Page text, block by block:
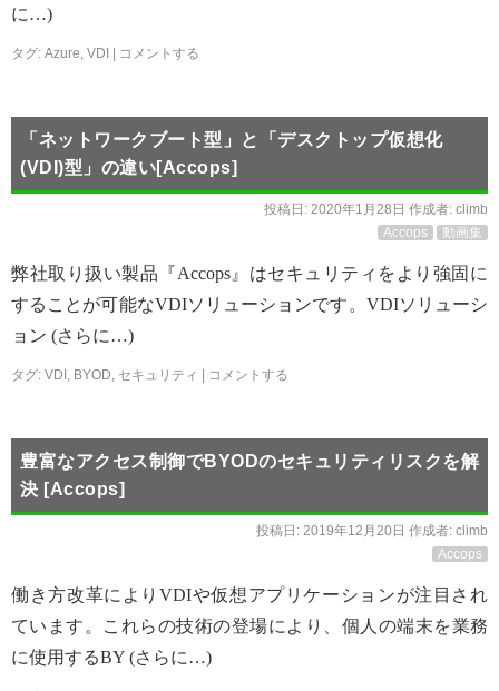
に…)
タグ: Azure, VDI コメントする
「ネットワークブート型」と「デスクトップ仮想化
(VDI)型」の違い[Accops]
投稿日: 2020年1月28日 作成者: climb
Accops
動画集
弊社取り扱い製品『Accops』はセキュリティをより強固に
することが可能なVDIソリューションです。VDIソリューシ
ョン (さらに…)
タグ: VDI , BYOD, セキュリティ コメントする
豊富なアクセス制御でBYODのセキュリティリスクを解
決 [Accops]
投稿日: 2019年12月20日 作成者: climb
Accops
働き方改革によりVDIや仮想アプリケーションが注目され
ています。これらの技術の登場により、個人の端末を業務
に使用するBY (さらに…)